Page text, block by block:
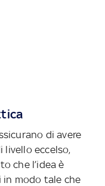
di avere
livello eccelso,
che l’idea è
in modo tale che